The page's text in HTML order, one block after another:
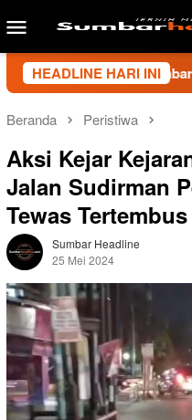
ke
Menu
Mobile
HEADLINE HARI INI
Sumbar Kecam
Beranda Peristiwa
Aksi Kejar
Jalan Sudirman
Tewas
Sumbar Headline
25 Mei 2024